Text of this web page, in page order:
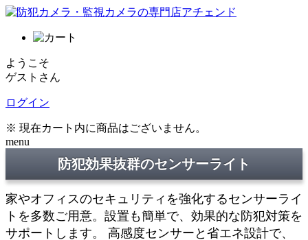
ようこそ
ゲストさん
ログイン
※ 現在カート内に商品はございません。
menu
防犯効果抜群のセンサーライト
家やオフィスのセキュリティを強化するセンサーライ
トを多数ご用意。設置も簡単で、効果的な防犯対策を
サポートします。 高感度センサーと省エネ設計で、